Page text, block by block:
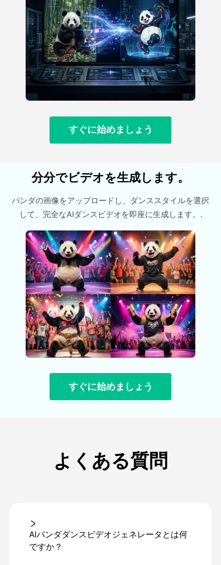
すぐに始めましょう
分分でビデオを生成します。
パンダの画像をアップロードし、ダンススタイルを選択
して、完全なAIダンスビデオを即座に生成します。.
すぐに始めましょう
よくある質問
AIパンダダンスビデオジェネレータとは何
ですか？